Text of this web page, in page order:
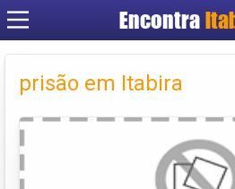
Encontra
prisão em Itabira